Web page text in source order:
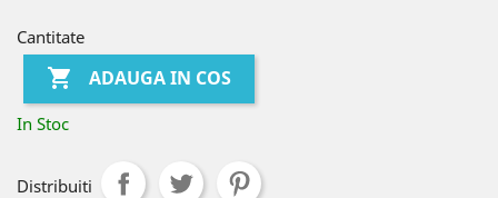
Cantitate
 ADAUGA IN COS
In Stoc
Distribuiti